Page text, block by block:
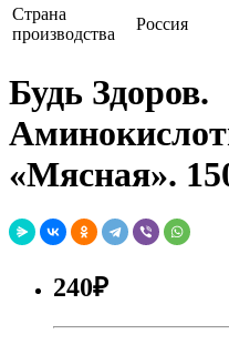
Страна
производства
Россия
Будь Здоров.
«Мясная».
240₽